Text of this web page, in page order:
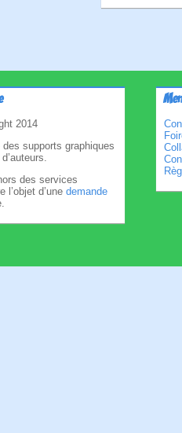
2014
des supports graphiques
des services
l’objet d’une demande